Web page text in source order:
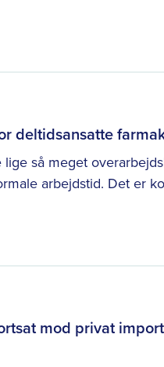
deltidsansatte
så meget
arbejdstid. Det er
mod privat